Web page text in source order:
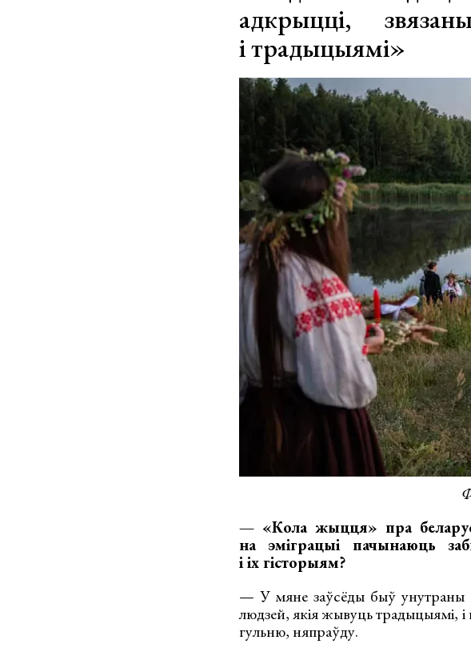
адкрыцці,
і традыцыямі»
— «Кола жыцця» пра
на эміграцыі пачынаюць
і іх гісторыям?
— У мяне заўсёды быў унутраны
людзей, якія жывуць традыцыямі, і
гульню, няпраўду.